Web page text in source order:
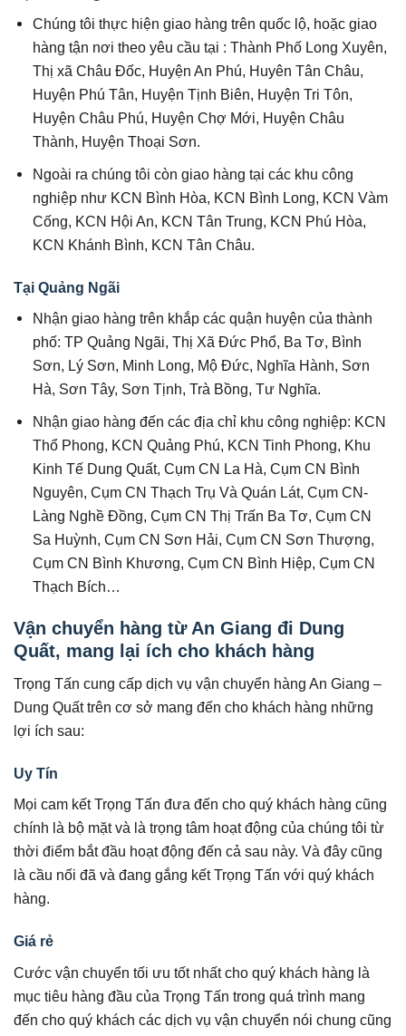
Chúng tôi thực hiện giao hàng trên quốc lộ, hoặc giao
hàng tận nơi theo yêu cầu tại : Thành Phố Long Xuyên,
Thị xã Châu Đốc, Huyện An Phú, Huyên Tân Châu,
Huyện Phú Tân, Huyện Tịnh Biên, Huyện Tri Tôn,
Huyện Châu Phú, Huyện Chợ Mới, Huyện Châu
Thành, Huyện Thoại Sơn.
Ngoài ra chúng tôi còn giao hàng tại các khu công
nghiệp như KCN Bình Hòa, KCN Bình Long, KCN Vàm
Cống, KCN Hội An, KCN Tân Trung, KCN Phú Hòa,
KCN Khánh Bình, KCN Tân Châu.
Tại Quảng Ngãi
Nhận giao hàng trên khắp các quận huyện của thành
phố: TP Quảng Ngãi, Thị Xã Đức Phổ, Ba Tơ, Bình
Sơn, Lý Sơn, Minh Long, Mộ Đức, Nghĩa Hành, Sơn
Hà, Sơn Tây, Sơn Tịnh, Trà Bồng, Tư Nghĩa.
Nhận giao hàng đến các địa chỉ khu công nghiệp: KCN
Thổ Phong, KCN Quảng Phú, KCN Tinh Phong, Khu
Kinh Tế Dung Quất, Cụm CN La Hà, Cụm CN Bình
Nguyên, Cụm CN Thạch Trụ Và Quán Lát, Cụm CN-
Làng Nghề Đồng, Cụm CN Thị Trấn Ba Tơ, Cụm CN
Sa Huỳnh, Cụm CN Sơn Hải, Cụm CN Sơn Thượng,
Cụm CN Bình Khương, Cụm CN Bình Hiệp, Cụm CN
Thạch Bích…
Vận chuyển hàng từ An Giang đi Dung
Quất, mang lại ích cho khách hàng
Trọng Tấn cung cấp dịch vụ vận chuyển hàng An Giang –
Dung Quất trên cơ sở mang đến cho khách hàng những
lợi ích sau:
Uy Tín
Mọi cam kết Trọng Tấn đưa đến cho quý khách hàng cũng
chính là bộ mặt và là trọng tâm hoạt động của chúng tôi từ
thời điểm bắt đầu hoạt động đến cả sau này. Và đây cũng
là cầu nối đã và đang gắng kết Trọng Tấn với quý khách
hàng.
Giá rẻ
Cước vận chuyển tối ưu tốt nhất cho quý khách hàng là
mục tiêu hàng đầu của Trọng Tấn trong quá trình mang
đến cho quý khách các dịch vụ vận chuyển nói chung cũng